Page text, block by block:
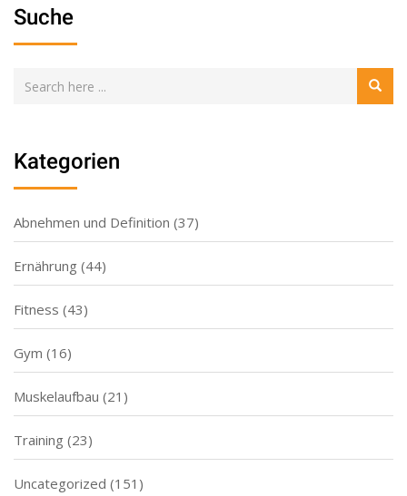
Suche
Kategorien
Abnehmen und Definition (37)
Ernährung (44)
Fitness (43)
Gym (16)
Muskelaufbau (21)
Training (23)
Uncategorized (151)